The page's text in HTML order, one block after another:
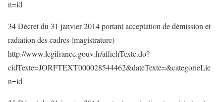
n=id
34 Décret du 31 janvier 2014 portant acceptation de démission et
radiation des cadres (magistrature)
http://www.legifrance.gouv.fr/affichTexte.do?
cidTexte=JORFTEXT000028544462&dateTexte=&categorieLie
n=id